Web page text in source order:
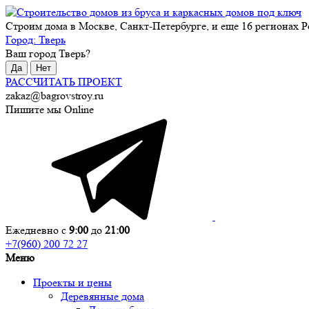
Строим дома в Москве, Санкт-Петербурге, и еще 16 регионах
Город: Тверь
Ваш город Тверь?
Да Нет
РАССЧИТАТЬ ПРОЕКТ
zakaz@bagrovstroy.ru
Пишите мы Online
Ежедневно с 9:00 до 21:00
+7(960) 200 72 27
Меню
Проекты и цены
Деревянные дома